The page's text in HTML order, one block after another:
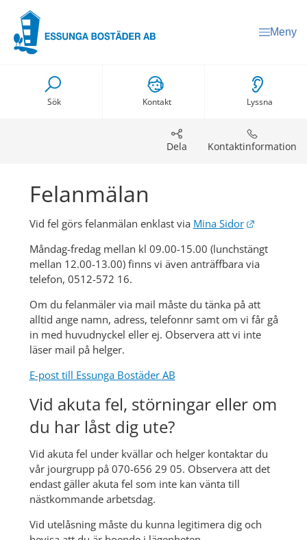
Meny
Sök Kontakt Lyssna
Dela Kontaktinformation
Felanmälan
Vid fel görs felanmälan enklast via Mina Sidor
Måndag-fredag mellan kl 09.00-15.00 (lunchstängt
mellan 12.00-13.00) finns vi även anträffbara via
telefon, 0512-572 16.
Om du felanmäler via mail måste du tänka på att
alltid ange namn, adress, telefonnr samt om vi får gå
in med huvudnyckel eller ej. Observera att vi inte
läser mail på helger.
E-post till Essunga Bostäder AB
Vid akuta fel, störningar eller om
du har låst dig ute?
Vid akuta fel under kvällar och helger kontaktar du
vår jourgrupp på 070-656 29 05. Observera att det
endast gäller akuta fel som inte kan vänta till
nästkommande arbetsdag.
Vid utelåsning måste du kunna legitimera dig och